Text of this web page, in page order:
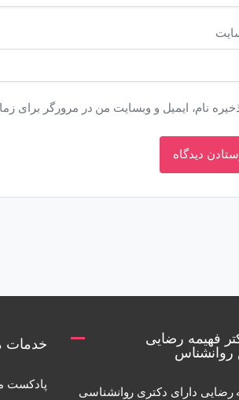
نام، ایمیل و وبسایت من در مرورگر برای
فهیمه رضایی
رضايی دارای دكتری روانشناسی
خدمات
پادکست